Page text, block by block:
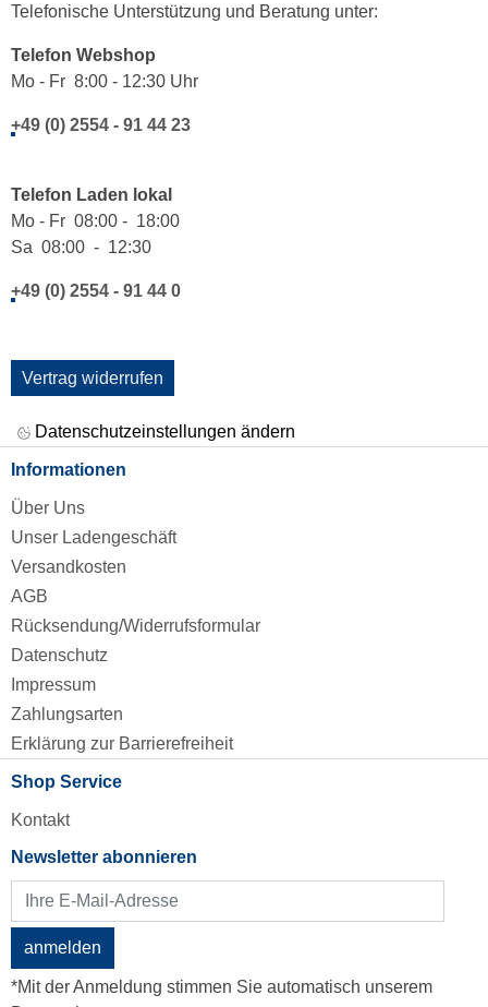
Telefonische Unterstützung und Beratung unter:
Telefon Webshop
Mo - Fr 8:00 - 12:30 Uhr
+49 (0) 2554 - 91 44 23
Telefon Laden lokal
Mo - Fr 08:00 - 18:00
Sa 08:00 - 12:30
+49 (0) 2554 - 91 44 0
Vertrag widerrufen
Datenschutzeinstellungen ändern
Informationen
Über Uns
Unser Ladengeschäft
Versandkosten
AGB
Rücksendung/Widerrufsformular
Datenschutz
Impressum
Zahlungsarten
Erklärung zur Barrierefreiheit
Shop Service
Kontakt
Newsletter abonnieren
anmelden
*Mit der Anmeldung stimmen Sie automatisch unserem